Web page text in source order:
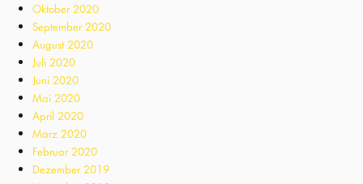
Oktober 2020
September 2020
August 2020
Juli 2020
Juni 2020
Mai 2020
April 2020
März 2020
Februar 2020
Dezember 2019